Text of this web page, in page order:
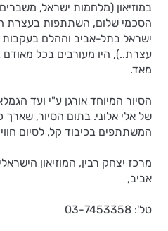
במוזיאון (מלחמות ישראל,
הסכמי שלום, השתתפות בעצרת
ישראל בתל-אביב וההלם בעקבות
עצרת..), היו מעורבים בכל
מאד.
הסיור המיוחד אורגן ע"י ועד
של אלי אלוני. בתום הסיור,
המשתתפים בכיבוד קל, לסיום
אביב,
טל': 03-7453358